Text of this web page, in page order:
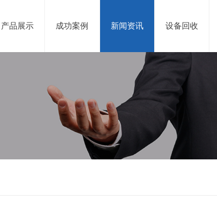
产品展示 成功案例 新闻资讯 设备回收